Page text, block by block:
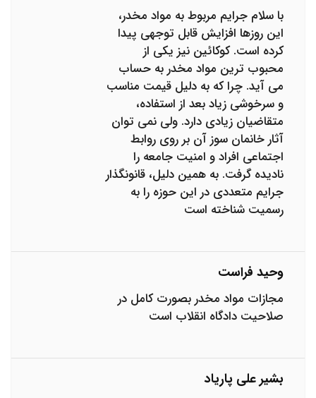
با سلام جرایم مربوط به مواد مخدر،
این روزها افزایش قابل توجهی پیدا
کرده است. کوکائین نیز یکی از
محبوب ترین مواد مخدر به حساب
می آید. چرا که به دلیل قیمت مناسب
و سرخوشی زیاد بعد از استفاده،
متقاضیان زیادی دارد. ولی نمی توان
آثار خانمان سوز آن بر روی روابط
اجتماعی افراد و امنیت جامعه را
نادیده گرفت. به همین دلیل، قانونگذار
جرایم متعددی در این حوزه را به
رسمیت شناخته است
وحید فراست
مجازات مواد مخدر بصورت کامل در
صلاحیت دادگاه انقلاب است
بشیر علی پاریاد